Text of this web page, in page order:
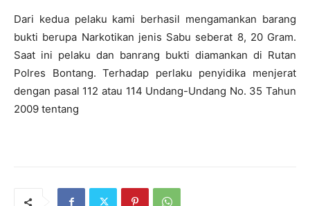
Dari kedua pelaku kami berhasil mengamankan barang
bukti berupa Narkotikan jenis Sabu seberat 8, 20 Gram.
Saat ini pelaku dan banrang bukti diamankan di Rutan
Polres Bontang. Terhadap perlaku penyidika menjerat
dengan pasal 112 atau 114 Undang-Undang No. 35 Tahun
2009 tentang